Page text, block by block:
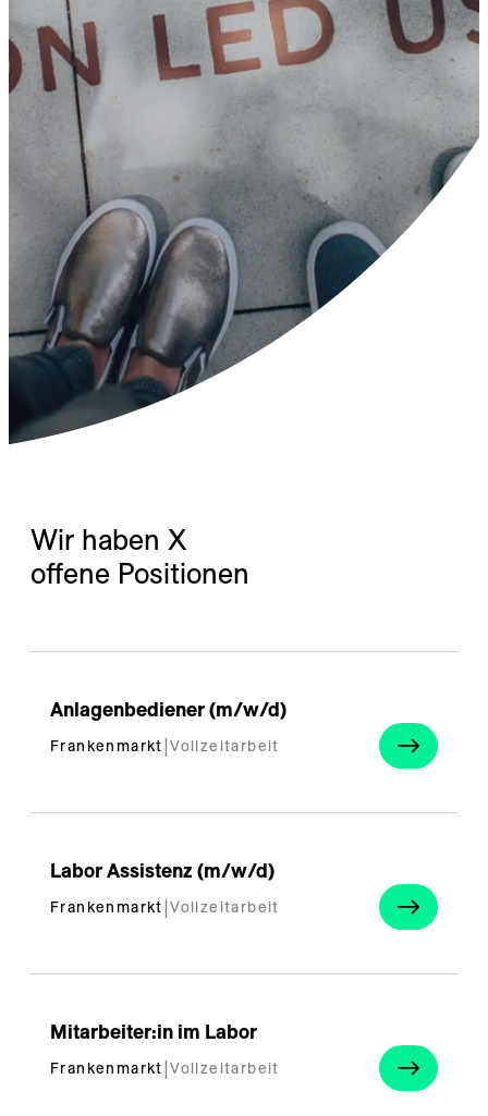
---
---
---
Wir haben X
offene Positionen
Anlagenbediener (m/w/d)
Frankenmarkt |Vollzeitarbeit
Labor Assistenz (m/w/d)
Frankenmarkt |Vollzeitarbeit
Mitarbeiter:in im Labor
Frankenmarkt |Vollzeitarbeit